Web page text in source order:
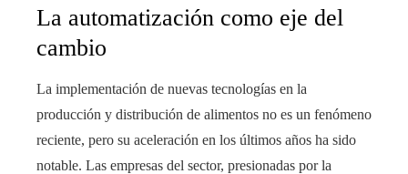
La automatización como eje del
cambio
La implementación de nuevas tecnologías en la
producción y distribución de alimentos no es un fenómeno
reciente, pero su aceleración en los últimos años ha sido
notable. Las empresas del sector, presionadas por la